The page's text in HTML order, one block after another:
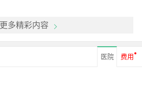
更多精彩内容
医院 费用